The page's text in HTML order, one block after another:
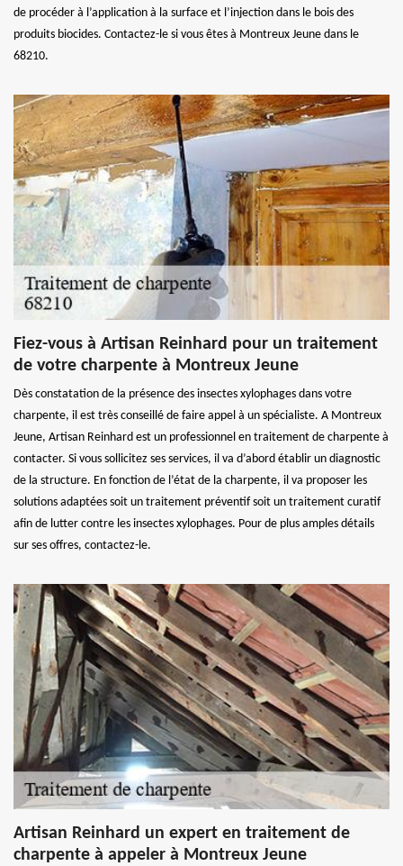
de procéder à l’application à la surface et l’injection dans le bois des
produits biocides. Contactez-le si vous êtes à Montreux Jeune dans le
68210.
Fiez-vous à Artisan Reinhard pour un traitement
de votre charpente à Montreux Jeune
Dès constatation de la présence des insectes xylophages dans votre
charpente, il est très conseillé de faire appel à un spécialiste. A Montreux
Jeune, Artisan Reinhard est un professionnel en traitement de charpente à
contacter. Si vous sollicitez ses services, il va d’abord établir un diagnostic
de la structure. En fonction de l’état de la charpente, il va proposer les
solutions adaptées soit un traitement préventif soit un traitement curatif
afin de lutter contre les insectes xylophages. Pour de plus amples détails
sur ses offres, contactez-le.
Artisan Reinhard un expert en traitement de
charpente à appeler à Montreux Jeune